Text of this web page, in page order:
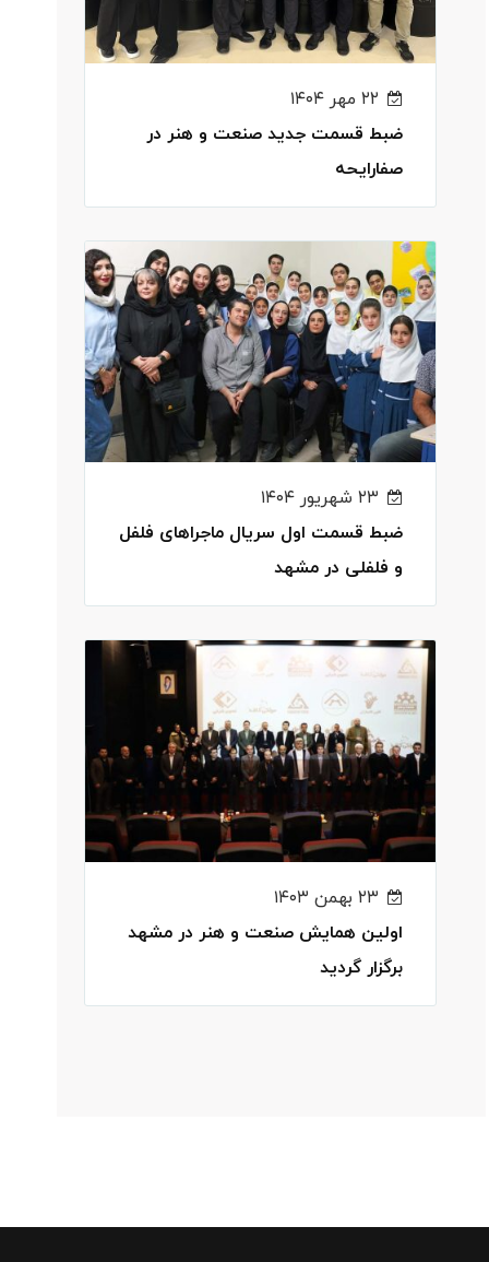
ضبط قسمت جدید صنعت و هنر در
صفارایحه
ضبط قسمت اول سریال ماجراهای فلفل
و فلفلی در مشهد
اولین همایش صنعت و هنر در مشهد
برگزار گردید